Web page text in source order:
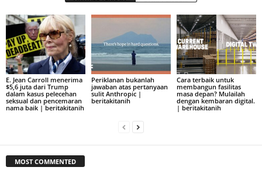
E. Jean Carroll menerima
$5,6 juta dari Trump
dalam kasus pelecehan
seksual dan pencemaran
nama baik | beritakitanih
Periklanan bukanlah
jawaban atas pertanyaan
sulit Anthropic |
beritakitanih
Cara terbaik untuk
membangun fasilitas
masa depan? Mulailah
dengan kembaran digital.
| beritakitanih
MOST COMMENTED